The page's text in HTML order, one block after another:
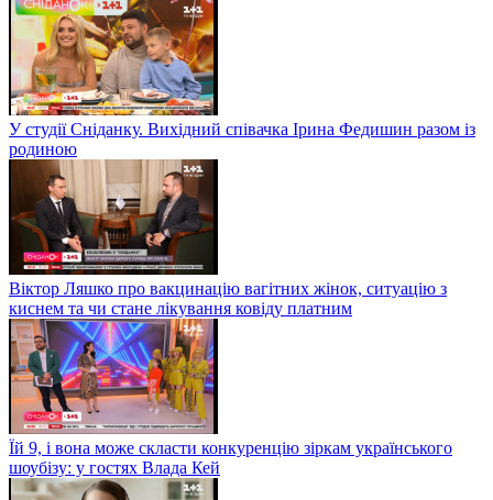
У студії Сніданку. Вихідний співачка Ірина Федишин разом із
родиною
Віктор Ляшко про вакцинацію вагітних жінок, ситуацію з
киснем та чи стане лікування ковіду платним
Їй 9, і вона може скласти конкуренцію зіркам українського
шоубізу: у гостях Влада Кей